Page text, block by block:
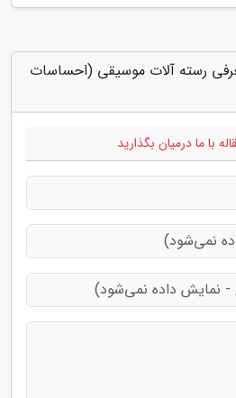
رسته آلات موسیقی (احساسات
با ما درمیان بگذارید